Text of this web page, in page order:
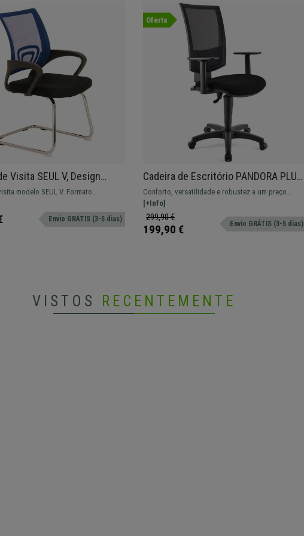
Visita SEUL V, Design
Assento Acolchoado, Cor
modelo SEUL V. Formato
Envio GRÁTIS (3-5 dias)
Oferta
Cadeira de Escritório PANDORA PLUS,
Encosto em Malha, Braços
Ajustáveis, Bom Acolchoado, em
Preto
Conforto, versatilidade e robustez a um preço
imbatível. Este super modelo oferece um equilíbrio
excelente para o seu dia a dia. Várias cores
disponíveis.
[+Info]
299,90 €
199,90 € Envio GRÁTIS (3-5 dias)
VISTOS RECENTEMENTE